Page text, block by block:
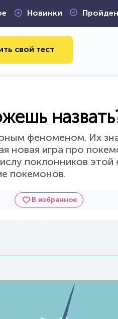
Новинки
свой тест
феноменом. Их
новая игра про
поклонников
покемонов.
В избранное